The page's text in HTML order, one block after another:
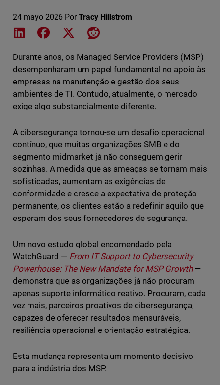
24 mayo 2026 Por Tracy Hillstrom
Share on LinkedIn
Share on Facebook
Share on XShare on Reddit
Durante anos, os Managed Service Providers (MSP)
desempenharam um papel fundamental no apoio às
empresas na manutenção e gestão dos seus
ambientes de TI. Contudo, atualmente, o mercado
exige algo substancialmente diferente.
A cibersegurança tornou-se um desafio operacional
contínuo, que muitas organizações SMB e do
segmento midmarket já não conseguem gerir
sozinhas. À medida que as ameaças se tornam mais
sofisticadas, aumentam as exigências de
conformidade e cresce a expectativa de proteção
permanente, os clientes estão a redefinir aquilo que
esperam dos seus fornecedores de segurança.
Um novo estudo global encomendado pela
WatchGuard — From IT Support to Cybersecurity
Powerhouse: The New Mandate for MSP Growth—
demonstra que as organizações já não procuram
apenas suporte informático reativo. Procuram, cada
vez mais, parceiros proativos de cibersegurança,
capazes de oferecer resultados mensuráveis,
resiliência operacional e orientação estratégica.
Esta mudança representa um momento decisivo
para a indústria dos MSP.